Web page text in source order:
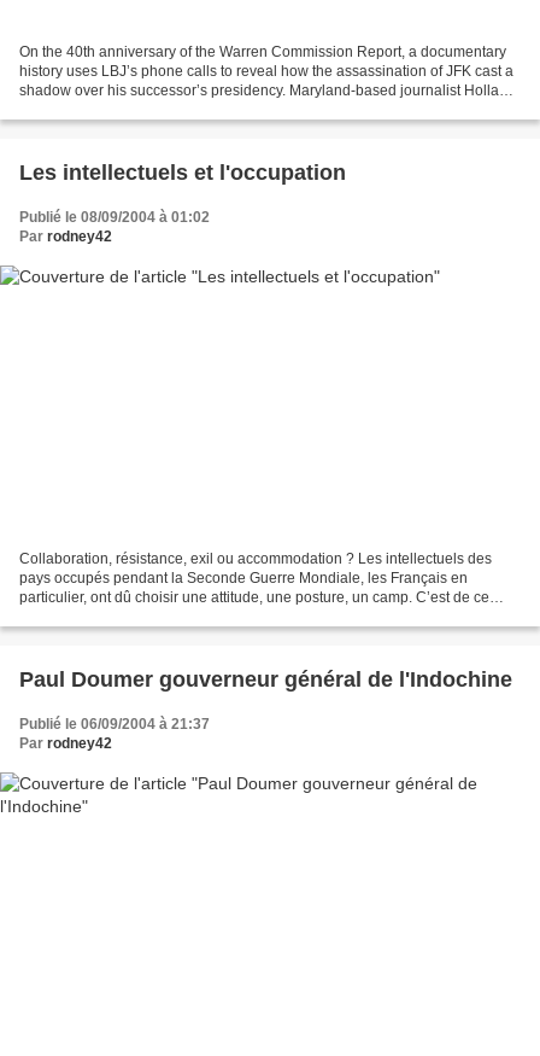
On the 40th anniversary of the Warren Commission Report, a documentary
history uses LBJ’s phone calls to reveal how the assassination of JFK cast a
shadow over his successor’s presidency. Maryland-based journalist Holland
Les intellectuels et l'occupation
Publié le 08/09/2004 à 01:02
Par rodney42
Collaboration, résistance, exil ou accommodation ? Les intellectuels des
pays occupés pendant la Seconde Guerre Mondiale, les Français en
particulier, ont dû choisir une attitude, une posture, un camp. C’est de ce
Paul Doumer gouverneur général de l'Indochine
Publié le 06/09/2004 à 21:37
Par rodney42